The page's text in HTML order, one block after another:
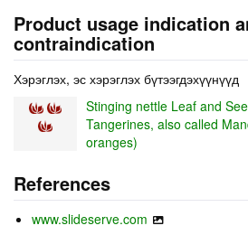
Product usage indication
contraindication
Хэрэглэх, эс хэрэглэх бүтээгдэхүүнүүд
Stinging nettle Leaf and
Tangerines, also called
oranges)
References
www.slideserve.com